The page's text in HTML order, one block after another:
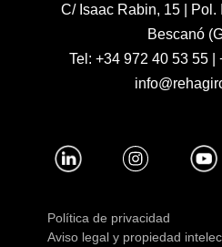
C/ Isaac Rabin, 15 | Pol.
Bescanó
Tel: +34 972 40 53 55|
Política de privacidad
Aviso legal y propiedad